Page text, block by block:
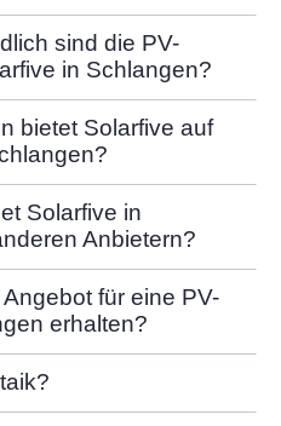
sind die PV-
in Schlangen?
bietet Solarfive auf
Solarfive in
Anbietern?
für eine PV-
erhalten?